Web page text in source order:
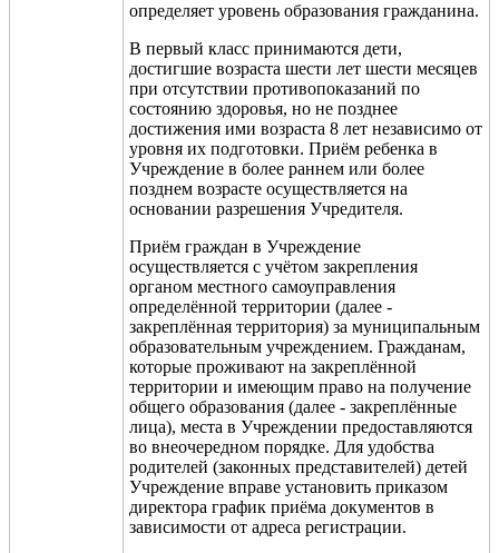
определяет уровень образования гражданина.
В первый класс принимаются дети,
достигшие возраста шести лет шести месяцев
при отсутствии противопоказаний по
состоянию здоровья, но не позднее
достижения ими возраста 8 лет независимо от
уровня их подготовки. Приём ребенка в
Учреждение в более раннем или более
позднем возрасте осуществляется на
основании разрешения Учредителя.
Приём граждан в Учреждение
осуществляется с учётом закрепления
органом местного самоуправления
определённой территории (далее -
закреплённая территория) за муниципальным
образовательным учреждением. Гражданам,
которые проживают на закреплённой
территории и имеющим право на получение
общего образования (далее - закреплённые
лица), места в Учреждении предоставляются
во внеочередном порядке. Для удобства
родителей (законных представителей) детей
Учреждение вправе установить приказом
директора график приёма документов в
зависимости от адреса регистрации.